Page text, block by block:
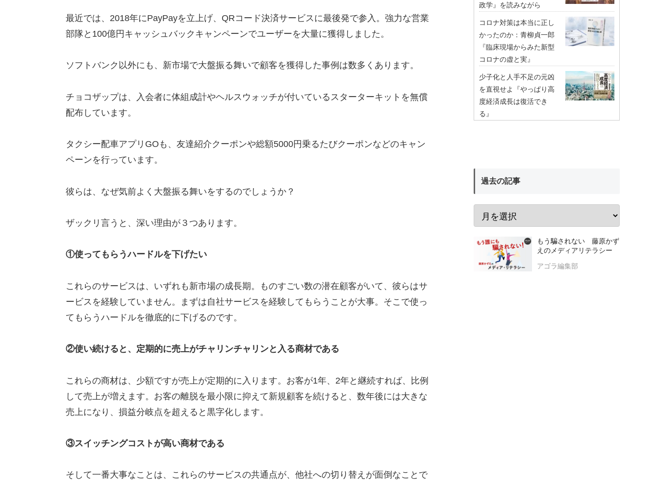
最近では、2018年にPayPayを立上げ、QRコード決済サービスに最後発で参入。強力な営業
部隊と100億円キャッシュバックキャンペーンでユーザーを大量に獲得しました。
ソフトバンク以外にも、新市場で大盤振る舞いで顧客を獲得した事例は数多くあります。
チョコザップは、入会者に体組成計やヘルスウォッチが付いているスターターキットを無償
配布しています。
タクシー配車アプリGOも、友達紹介クーポンや総額5000円乗るたびクーポンなどのキャン
ペーンを行っています。
彼らは、なぜ気前よく大盤振る舞いをするのでしょうか？
ザックリ言うと、深い理由が３つあります。
①使ってもらうハードルを下げたい
これらのサービスは、いずれも新市場の成長期。ものすごい数の潜在顧客がいて、彼らはサ
ービスを経験していません。まずは自社サービスを経験してもらうことが大事。そこで使っ
てもらうハードルを徹底的に下げるのです。
②使い続けると、定期的に売上がチャリンチャリンと入る商材である
これらの商材は、少額ですが売上が定期的に入ります。お客が1年、2年と継続すれば、比例
して売上が増えます。お客の離脱を最小限に抑えて新規顧客を続けると、数年後には大きな
売上になり、損益分岐点を超えると黒字化します。
③スイッチングコストが高い商材である
そして一番大事なことは、これらのサービスの共通点が、他社への切り替えが面倒なことで
政学』を読みながら
コロナ対策は本当に正し
かったのか：青柳貞一郎
『臨床現場からみた新型
コロナの虚と実』
少子化と人手不足の元凶
を直視せよ『やっぱり高
度経済成長は復活でき
る』
過去の記事
もう騙されない 藤原かず
えのメディアリテラシー
アゴラ編集部